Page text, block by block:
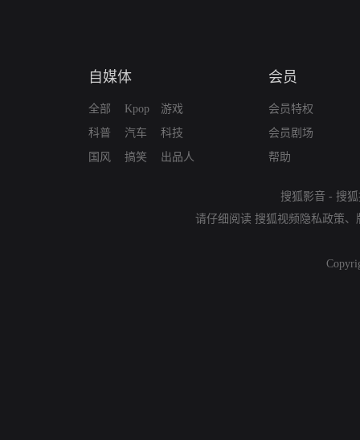
自媒体
全部
科普
国风
Kpop
汽车
搞笑
游戏
科技
出品人
会员
会员特权
会员剧场
帮助
搜狐影音 - 搜
请仔细阅读 搜狐视频隐私政策、